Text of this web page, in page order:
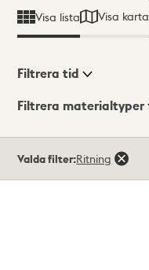
Visa lista Visa karta
Visningsläge
Filtrera tid
Filtrera materialtyper
träffar
Valda filter:Ritning